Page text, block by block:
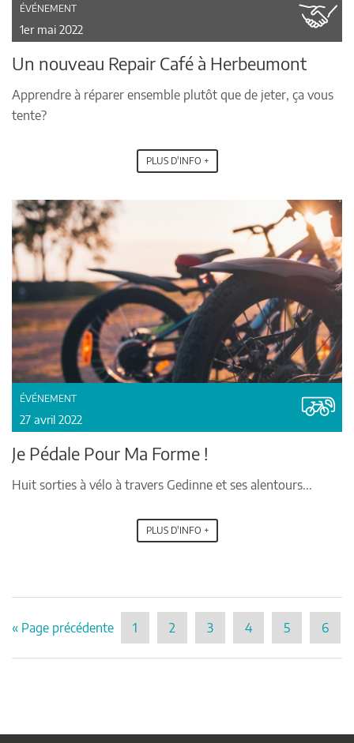
ÉVÉNEMENT
1er mai 2022
Un nouveau Repair Café à Herbeumont
Apprendre à réparer ensemble plutôt que de jeter, ça vous
tente?
PLUS D'INFO +
ÉVÉNEMENT
27 avril 2022
Je Pédale Pour Ma Forme !
Huit sorties à vélo à travers Gedinne et ses alentours...
PLUS D'INFO +
« Page précédente 1 2 3 4 5 6